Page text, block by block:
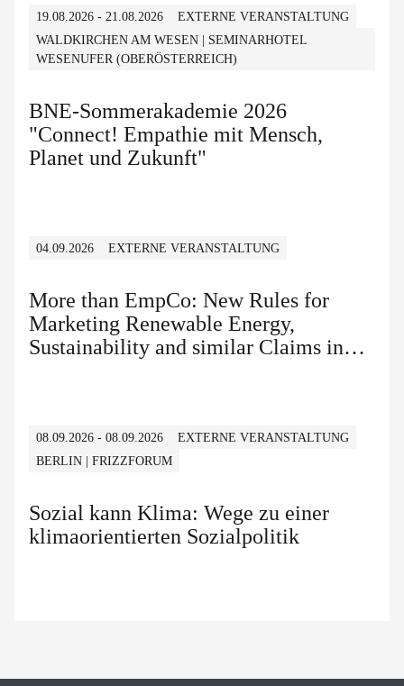
19.08.2026 - 21.08.2026
EXTERNE VERANSTALTUNG
WALDKIRCHEN AM WESEN | SEMINARHOTEL
WESENUFER (OBERÖSTERREICH)
BNE-Sommerakademie 2026
"Connect! Empathie mit Mensch,
Planet und Zukunft"
04.09.2026 EXTERNE VERANSTALTUNG
More than EmpCo: New Rules for
Marketing Renewable Energy,
Sustainability and similar Claims in
08.09.2026 - 08.09.2026
EXTERNE VERANSTALTUNG
BERLIN | FRIZZFORUM
Sozial kann Klima: Wege zu einer
klimaorientierten Sozialpolitik